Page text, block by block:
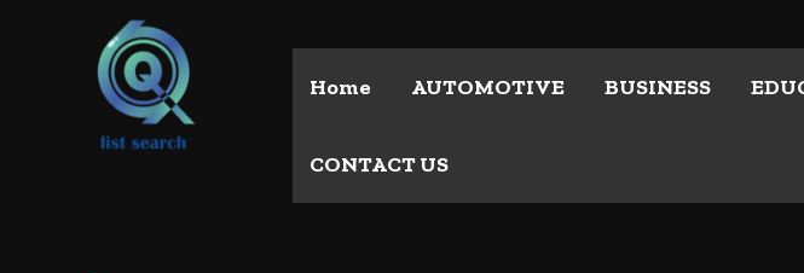
Home AUTOMOTIVE BUSINESS
CONTACT US